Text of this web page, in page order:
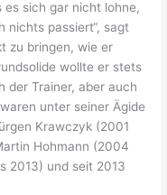
es sich gar nicht lohne,
nichts passiert“, sagt
zu bringen, wie er
wollte er stets
der Trainer, aber auch
unter seiner Ägide
Krawczyk (2001
Hohmann (2004
2013) und seit 2013